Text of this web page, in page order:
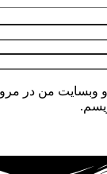
و وبسایت من در